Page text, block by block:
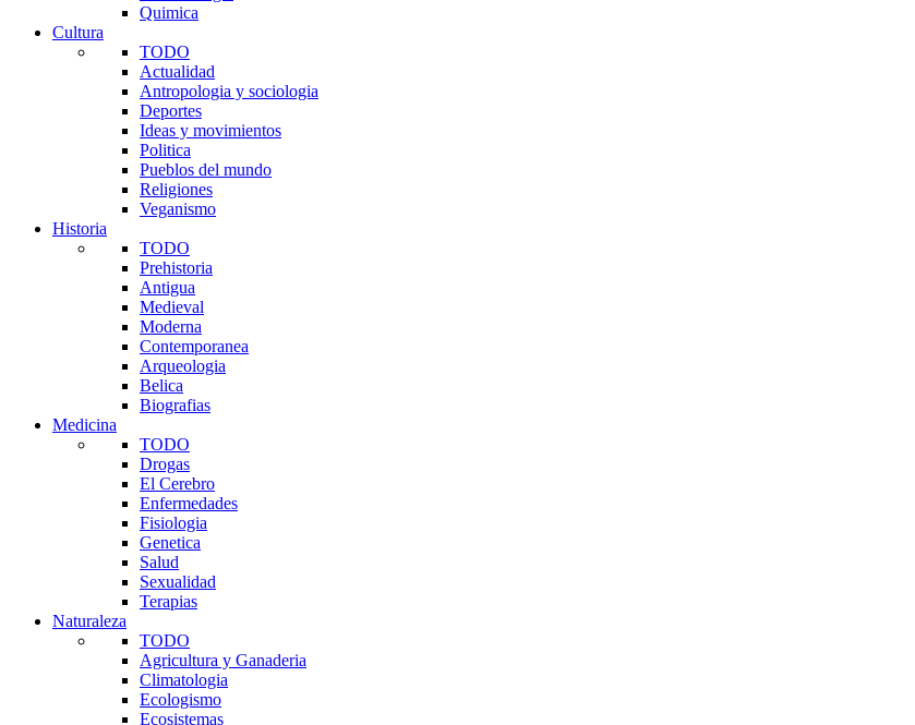
Quimica
Cultura
TODO
Actualidad
Antropologia y sociologia
Deportes
Ideas y movimientos
Politica
Pueblos del mundo
Religiones
Veganismo
Historia
TODO
Prehistoria
Antigua
Medieval
Moderna
Contemporanea
Arqueologia
Belica
Biografias
Medicina
TODO
Drogas
El Cerebro
Enfermedades
Fisiologia
Genetica
Salud
Sexualidad
Terapias
Naturaleza
TODO
Agricultura y Ganaderia
Climatologia
Ecologismo
Ecosistemas